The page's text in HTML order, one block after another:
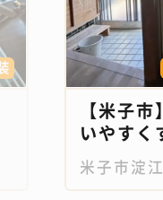
【米子
いやすく
米子市淀